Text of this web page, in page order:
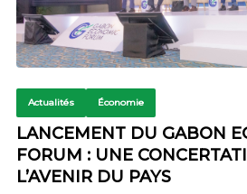
Actualités Économie
LANCEMENT DU GABON
FORUM : UNE
L’AVENIR DU PAYS